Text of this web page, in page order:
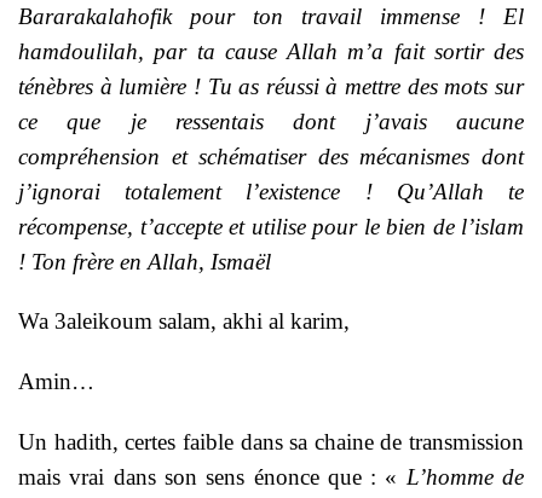
Bararakalahofik pour ton travail immense ! El
hamdoulilah, par ta cause Allah m’a fait sortir des
ténèbres à lumière ! Tu as réussi à mettre des mots sur
ce que je ressentais dont j’avais aucune
compréhension et schématiser des mécanismes dont
j’ignorai totalement l’existence ! Qu’Allah te
récompense, t’accepte et utilise pour le bien de l’islam
! Ton frère en Allah, Ismaël
Wa 3aleikoum salam, akhi al karim,
Amin…
Un hadith, certes faible dans sa chaine de transmission
mais vrai dans son sens énonce que : « L’homme de